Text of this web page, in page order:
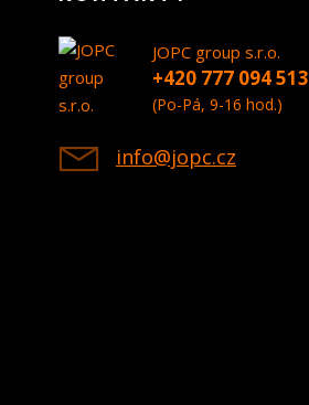
JOPC group s.r.o.
+420 777 094 513
(Po-Pá, 9-16 hod.)
info@jopc.cz